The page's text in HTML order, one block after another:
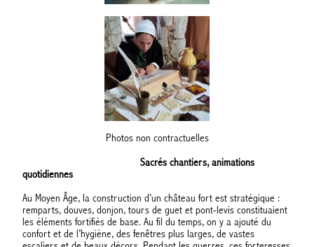
Photos non contractuelles
Sacrés chantiers, animations
quotidiennes
Au Moyen Âge, la construction d’un château fort est stratégique :
remparts, douves, donjon, tours de guet et pont-levis constituaient
les éléments fortifiés de base. Au fil du temps, on y a ajouté du
confort et de l’hygiène, des fenêtres plus larges, de vastes